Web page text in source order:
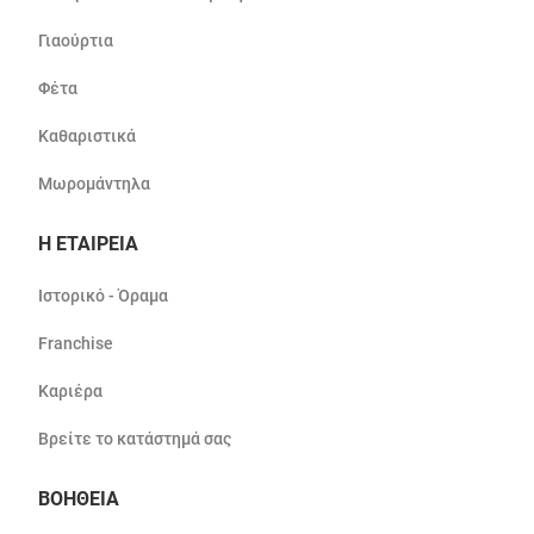
Γιαούρτια
Φέτα
Καθαριστικά
Μωρομάντηλα
Η ΕΤΑΙΡΕΙΑ
Ιστορικό - Όραμα
Franchise
Καριέρα
Βρείτε το κατάστημά σας
ΒΟΗΘΕΙΑ